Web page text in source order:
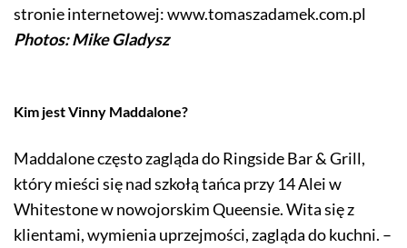
stronie internetowej: www.tomaszadamek.com.pl
Photos: Mike Gladysz
Kim jest Vinny Maddalone?
Maddalone często zagląda do Ringside Bar & Grill,
który mieści się nad szkołą tańca przy 14 Alei w
Whitestone w nowojorskim Queensie. Wita się z
klientami, wymienia uprzejmości, zagląda do kuchni. –